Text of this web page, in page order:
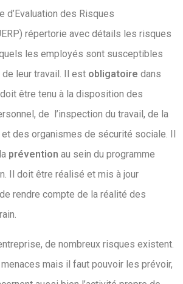
d’Evaluation des Risques
répertorie avec détails les risques
les employés sont susceptibles
leur travail. Il est obligatoire dans
être tenu à la disposition des
de l’inspection du travail, de la
des organismes de sécurité sociale. Il
prévention au sein du programme
Il doit être réalisé et mis à jour
rendre compte de la réalité des
de nombreux risques existent.
mais il faut pouvoir les prévoir,